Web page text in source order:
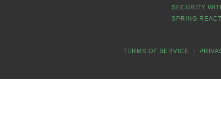
SECURITY
SPRING
TERMS OF SERVICE